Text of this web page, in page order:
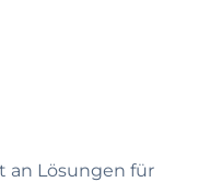
an Lösungen für